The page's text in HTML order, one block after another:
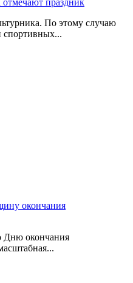
По этому случаю
спортивных...
окончания
Дню окончания